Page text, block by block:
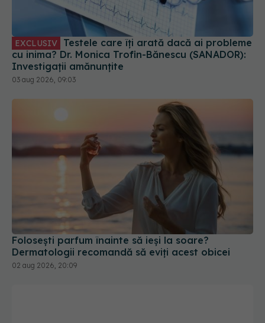
cu inima? Dr. Monica Trofin-Bănescu (SANADOR):
Investigații amănunțite
03 aug 2026, 09:03
Folosești parfum înainte să ieși la soare?
Dermatologii recomandă să eviți acest obicei
02 aug 2026, 20:09